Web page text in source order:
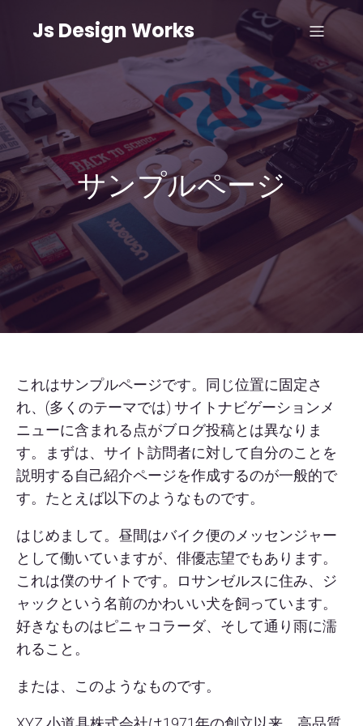
Js Design Works
サンプルページ
これはサンプルページです。同じ位置に固定さ
れ、(多くのテーマでは) サイトナビゲーションメ
ニューに含まれる点がブログ投稿とは異なりま
す。まずは、サイト訪問者に対して自分のことを
説明する自己紹介ページを作成するのが一般的で
す。たとえば以下のようなものです。
はじめまして。昼間はバイク便のメッセンジャー
として働いていますが、俳優志望でもあります。
これは僕のサイトです。ロサンゼルスに住み、ジ
ャックという名前のかわいい犬を飼っています。
好きなものはピニャコラーダ、そして通り雨に濡
れること。
または、このようなものです。